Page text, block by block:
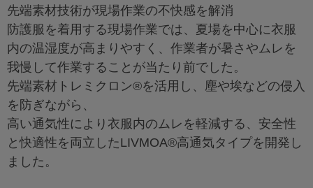
先端素材技術が現場作業の不快感を解消
防護服を着用する現場作業では、夏場を中心に衣服
内の温湿度が高まりやすく、作業者が暑さやムレを
我慢して作業することが当たり前でした。
先端素材トレミクロン®を活用し、塵や埃などの侵入
を防ぎながら、
高い通気性により衣服内のムレを軽減する、安全性
と快適性を両立したLIVMOA®高通気タイプを開発し
ました。